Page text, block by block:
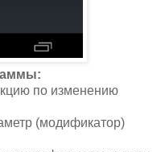
по изменению
(модификатор)